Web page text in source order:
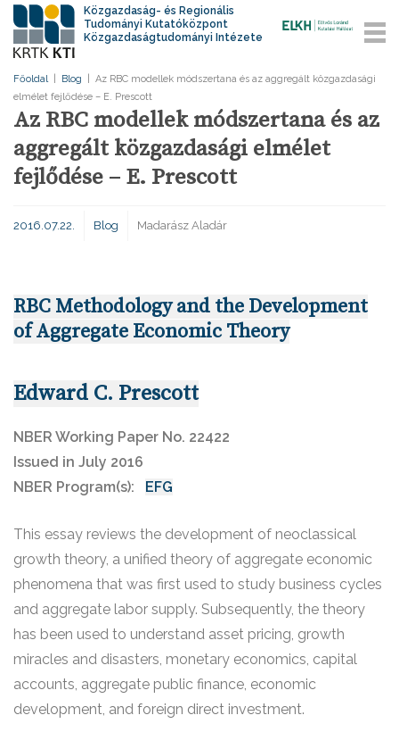
Közgazdaság- és Regionális
Tudományi Kutatóközpont
Közgazdaságtudományi Intézete
Főoldal Blog
Az RBC modellek módszertana és az aggregált közgazdasági
elmélet fejlődése – E. Prescott
Az RBC modellek módszertana és az
aggregált közgazdasági elmélet
fejlődése – E. Prescott
2016.07.22. Blog Madarász Aladár
RBC Methodology and the Development
of Aggregate Economic Theory
Edward C. Prescott
NBER Working Paper No. 22422
Issued in July 2016
NBER Program(s): EFG
This essay reviews the development of neoclassical
growth theory, a unified theory of aggregate economic
phenomena that was first used to study business cycles
and aggregate labor supply. Subsequently, the theory
has been used to understand asset pricing, growth
miracles and disasters, monetary economics, capital
accounts, aggregate public finance, economic
development, and foreign direct investment.